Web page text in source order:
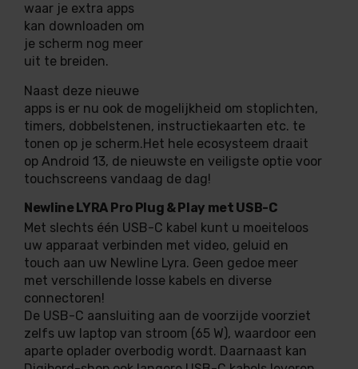
waar je extra apps
kan downloaden om
je scherm nog meer
uit te breiden.
Naast deze nieuwe
apps is er nu ook de mogelijkheid om stoplichten,
timers, dobbelstenen, instructiekaarten etc. te
tonen op je scherm.Het hele ecosysteem draait
op Android 13, de nieuwste en veiligste optie voor
touchscreens vandaag de dag!
Newline LYRA Pro Plug & Play met USB-C
Met slechts één USB-C kabel kunt u moeiteloos
uw apparaat verbinden met video, geluid en
touch aan uw Newline Lyra. Geen gedoe meer
met verschillende losse kabels en diverse
connectoren!
De USB-C aansluiting aan de voorzijde voorziet
zelfs uw laptop van stroom (65 W), waardoor een
aparte oplader overbodig wordt. Daarnaast kan